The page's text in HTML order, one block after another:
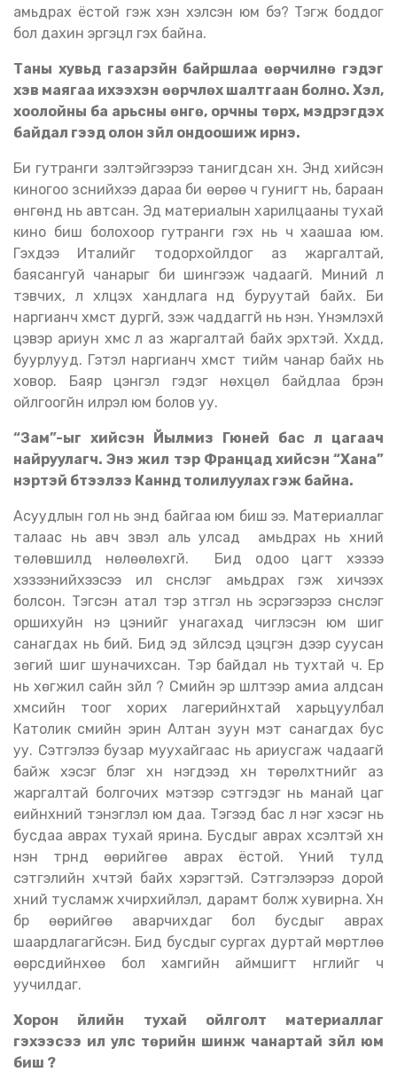
амьдрах ёстой гэж хэн хэлсэн юм бэ? Тэгж боддог
бол дахин эргэцүүл гэх байна.
Таны хувьд газарзүйн байршлаа өөрчилнө гэдэг
хэв маягаа ихээхэн өөрчлөх шалтгаан болно. Хэл,
хоолойны ба арьсны өнгө, орчны төрх, мэдрэгдэх
байдал гээд олон зүйл ондоошиж ирнэ.
Би гутранги үзэлтэйгээрээ танигдсан хүн. Энд хийсэн
киногоо үзснийхээ дараа би өөрөө ч гунигт нь, бараан
өнгөнд нь автсан. Эд материалын харилцааны тухай
кино биш болохоор гутранги гэх нь ч хаашаа юм.
Гэхдээ Италийг тодорхойлдог аз жаргалтай,
баясангуй чанарыг би шингээж чадаагүй. Миний үл
тэвчих, үл хүлцэх хандлага үүнд буруутай байх. Би
наргианч хүмүүст дургүй, үзэж чаддаггүй нь үнэн. Үнэмлэхүй
цэвэр ариун хүмүүс л аз жаргалтай байх эрхтэй. Хүүхдүүд,
буурлууд. Гэтэл наргианч хүмүүст тийм чанар байх нь
ховор. Баяр цэнгэл гэдэг нөхцөл байдлаа бүрэн
ойлгоогүйн илрэл юм болов уу.
“Зам”-ыг хийсэн Йылмиз Гюней бас л цагаач
найруулагч. Энэ жил тэр Францад хийсэн “Хана”
нэртэй бүтээлээ Каннд толилуулах гэж байна.
Асуудлын гол нь энд байгаа юм биш ээ. Материаллаг
талаас нь авч үзвэл аль улсад амьдрах нь хүний
төлөвшилд нөлөөлөхгүй. Бид одоо цагт хэзээ
хэзээнийхээсээ илүү сүнслэг амьдрах гэж хичээх
болсон. Тэгсэн атал тэр зүтгэл нь эсрэгээрээ сүнслэг
оршихуйн үнэ цэнийг унагахад чиглэсэн юм шиг
санагдах нь бий. Бид эд зүйлсэд цэцгэн дээр суусан
зөгий шиг шуначихсан. Тэр байдал нь тухтай ч. Ер
нь хөгжил сайн зүйл үү ? Сүмийн эрүү шүүлтээр амиа алдсан
хүмүүсийн тоог хорих лагерийнхтай харьцуулбал
Католик сүмийн эрин Алтан зуун мэт санагдах бус
уу. Сэтгэлээ бузар муухайгаас нь ариусгаж чадаагүй
байж хэсэг бүлэг хүн нэгдээд хүн төрөлхтнийг аз
жаргалтай болгочих мэтээр сэтгэдэг нь манай цаг
үеийнхний тэнэглэл юм даа. Тэгээд бас л нэг хэсэг нь
бусдаа аврах тухай ярина. Бусдыг аврах хүсэлтэй хүн
нэн түрүүнд өөрийгөө аврах ёстой. Үүний тулд
сэтгэлийн хүчтэй байх хэрэгтэй. Сэтгэлээрээ дорой
хүний тусламж хүчирхийлэл, дарамт болж хувирна. Хүн
бүр өөрийгөө аварчихдаг бол бусдыг аврах
шаардлагагүйсэн. Бид бусдыг сургах дуртай мөртлөө
өөрсдийнхөө бол хамгийн аймшигт нүглийг ч
уучилдаг.
Хорон үйлийн тухай ойлголт материаллаг
гэхээсээ илүү улс төрийн шинж чанартай зүйл юм
биш үү ?